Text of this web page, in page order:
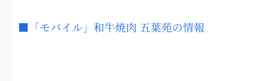
■「モバイル」和牛焼肉 五葉苑の情報